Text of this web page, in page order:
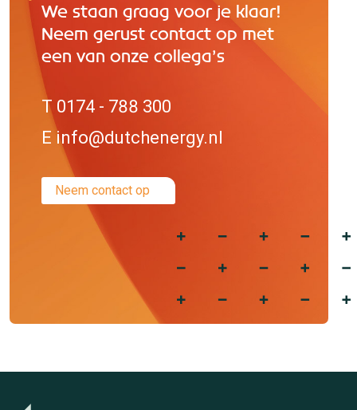
We staan graag voor je klaar!
Neem gerust contact op met
een van onze collega’s
T 0174 - 788 300
E info@dutchenergy.nl
Neem contact op